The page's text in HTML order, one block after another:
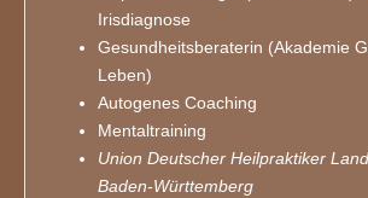
Irisdiagnose
Gesundheitsberaterin (Akademie
Leben)
Autogenes Coaching
Mentaltraining
Union Deutscher Heilpraktiker
Baden-Württemberg